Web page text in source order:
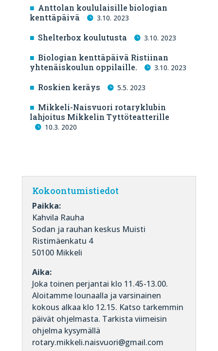
Anttolan koululaisille biologian
kenttäpäivä
3.10. 2023
Shelterbox koulutusta 3.10. 2023
Biologian kenttäpäivä Ristiinan
yhtenäiskoulun oppilaille.
3.10. 2023
Roskien keräys 5.5. 2023
Mikkeli-Naisvuori rotaryklubin
lahjoitus Mikkelin Tyttöteatterille
10.3. 2020
Kokoontumistiedot
Paikka:
Kahvila Rauha
Sodan ja rauhan keskus Muisti
Ristimäenkatu 4
50100 Mikkeli
Aika:
Joka toinen perjantai klo 11.45-13.00.
Aloitamme lounaalla ja varsinainen
kokous alkaa klo 12.15. Katso tarkemmin
päivät ohjelmasta. Tarkista viimeisin
ohjelma kysymällä
rotary.mikkeli.naisvuori@gmail.com